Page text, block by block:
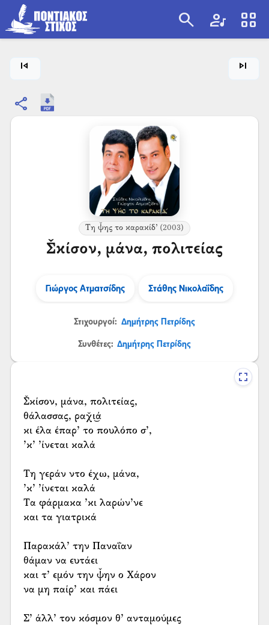
search artist view_cozy
skip_previous skip_next
share
Τη ψ̌ης το καρακίδ’ (2003)
Σ̌κίσον, μάνα, πολιτείας
Γιώργος Ατματσίδης Στάθης Νικολαΐδης
Στιχουργοί: Δημήτρης Πετρίδης
Συνθέτες: Δημήτρης Πετρίδης
Σ̌κίσον, μάνα, πολιτείας,
θάλασσας, ραχ̌ι͜ά
κι έλα έπαρ’ το πουλόπο σ’,
’κ’ ’ίνεται καλά
Τη γεράν ντο έχω, μάνα,
’κ’ ’ίνεται καλά
Τα φάρμακα ’κι λαρών’νε
και τα γιατρικά
Παρακάλ’ την Παναΐαν
θάμαν να ευτάει
και τ’ εμόν την ψ̌ην ο Χάρον
να μη παίρ’ και πάει
Σ’ άλλ’ τον κόσμον θ’ ανταμούμες